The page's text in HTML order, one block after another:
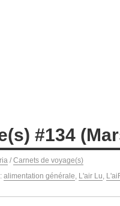
#134
/ Carnets de voyage(s)
alimentation générale, L'air Lu,